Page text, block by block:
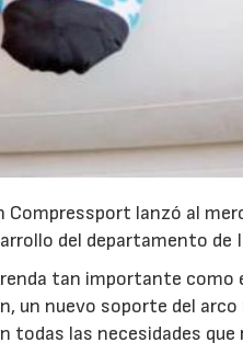
Compressport lanzó al
del departamento de
tan importante como
un nuevo soporte del arco
todas las necesidades que